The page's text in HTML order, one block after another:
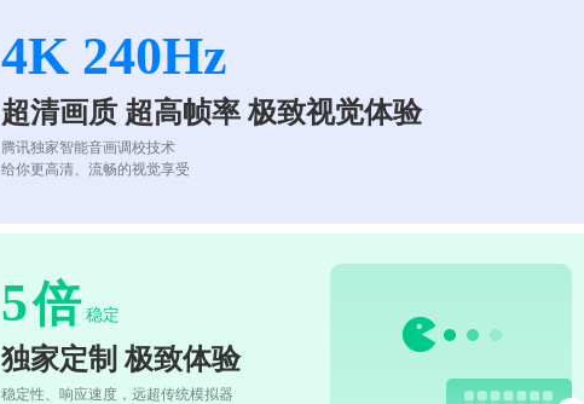
4K 240Hz
超清画质 超高帧率 极致视觉体验
腾讯独家智能音画调校技术
给你更高清、流畅的视觉享受
5倍 稳定
独家定制 极致体验
稳定性、响应速度，远超传统模拟器